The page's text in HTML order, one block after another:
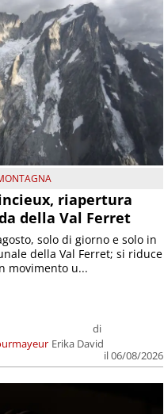
riapertura
della Val Ferret
di
Erika David
il 06/08/2026
solo di giorno e solo in
della Val Ferret; si riduce
movimento u...